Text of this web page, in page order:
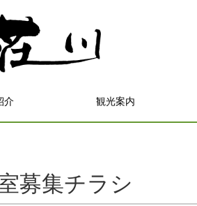
介 観光案内
募集チラシ